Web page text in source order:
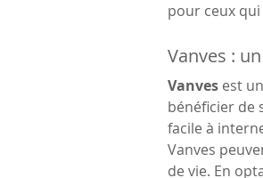
pour ceux
Vanves :
Vanves est
bénéficier de
facile à
Vanves
de vie. En